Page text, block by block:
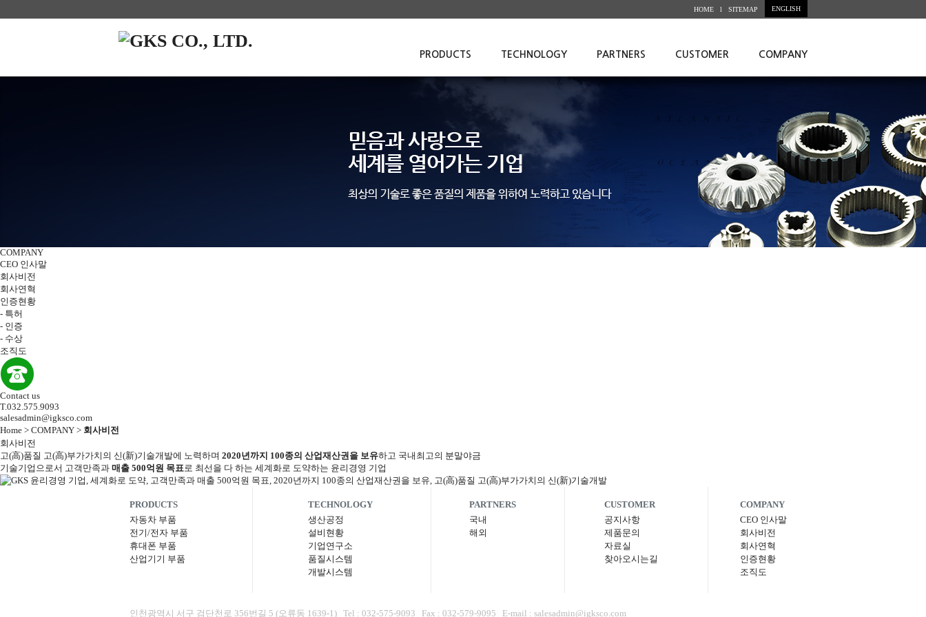
HOME l SITEMAP ENGLISH
PRODUCTS TECHNOLOGY PARTNERS CUSTOMER COMPANY
COMPANY
CEO 인사말
회사비전
회사연혁
인증현황
- 특허
- 인증
- 수상
조직도
Contact us
T.032.575.9093
salesadmin@igksco.com
Home > COMPANY > 회사비전
회사비전
고(高)품질 고(高)부가가치의 신(新)기술개발에 노력하며 2020년까지 100종의 산업재산권을 보유하고 국내최고의 분말야금
기술기업으로서 고객만족과 매출 500억원 목표로 최선을 다 하는 세계화로 도약하는 윤리경영 기업
PRODUCTS
자동차 부품
전기/전자 부품
휴대폰 부품
산업기기 부품
TECHNOLOGY
생산공정
설비현황
기업연구소
품질시스템
개발시스템
PARTNERS
국내
해외
CUSTOMER
공지사항
제품문의
자료실
찾아오시는길
COMPANY
CEO 인사말
회사비전
회사연혁
인증현황
조직도
인천광역시 서구 검단천로 356번길 5 (오류동 1639-1) Tel : 032-575-9093 Fax : 032-579-9095 E-mail : salesadmin@igksco.com